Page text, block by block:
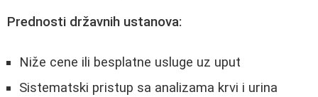
Prednosti državnih ustanova:
Niže cene ili besplatne usluge uz uput
Sistematski pristup sa analizama krvi i urina